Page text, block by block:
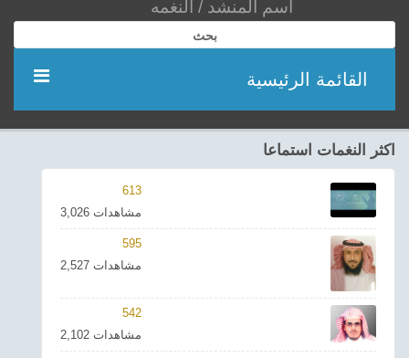
بحث
القائمة الرئيسية
مؤديين
شعر
اناشيد
ادعية
احدث الفيديوهات
اكثر النغمات استماعا
613
3,026 مشاهدات
595
2,527 مشاهدات
542
2,102 مشاهدات